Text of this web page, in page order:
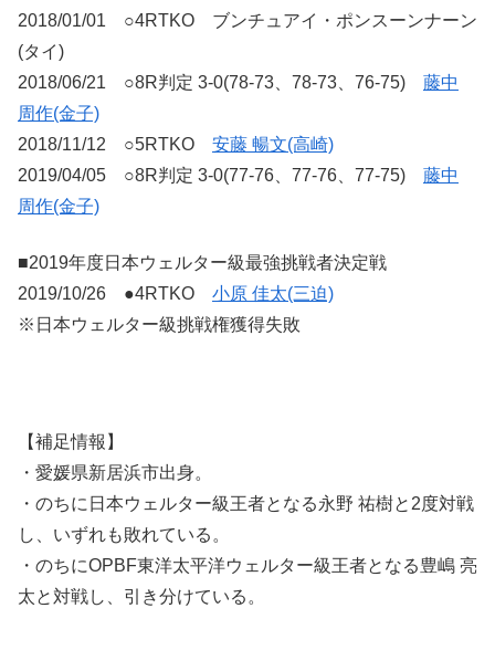
2018/01/01 ○4RTKO ブンチュアイ・ポンスーンナーン
(タイ)
2018/06/21 ○8R判定 3-0(78-73、78-73、76-75) 藤中
周作(金子)
2018/11/12 ○5RTKO 安藤 暢文(高崎)
2019/04/05 ○8R判定 3-0(77-76、77-76、77-75) 藤中
周作(金子)
■2019年度日本ウェルター級最強挑戦者決定戦
2019/10/26 ●4RTKO 小原 佳太(三迫)
※日本ウェルター級挑戦権獲得失敗
【補足情報】
・愛媛県新居浜市出身。
・のちに日本ウェルター級王者となる永野 祐樹と2度対戦
し、いずれも敗れている。
・のちにOPBF東洋太平洋ウェルター級王者となる豊嶋 亮
太と対戦し、引き分けている。